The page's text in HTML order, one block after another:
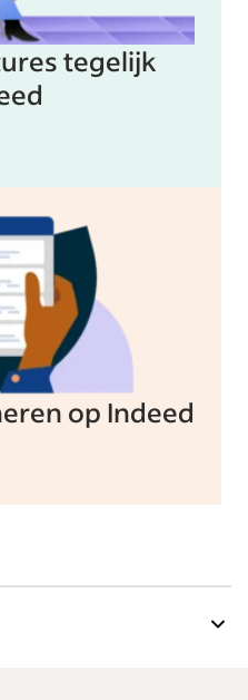
tegelijk
op Indeed
en managen van hun